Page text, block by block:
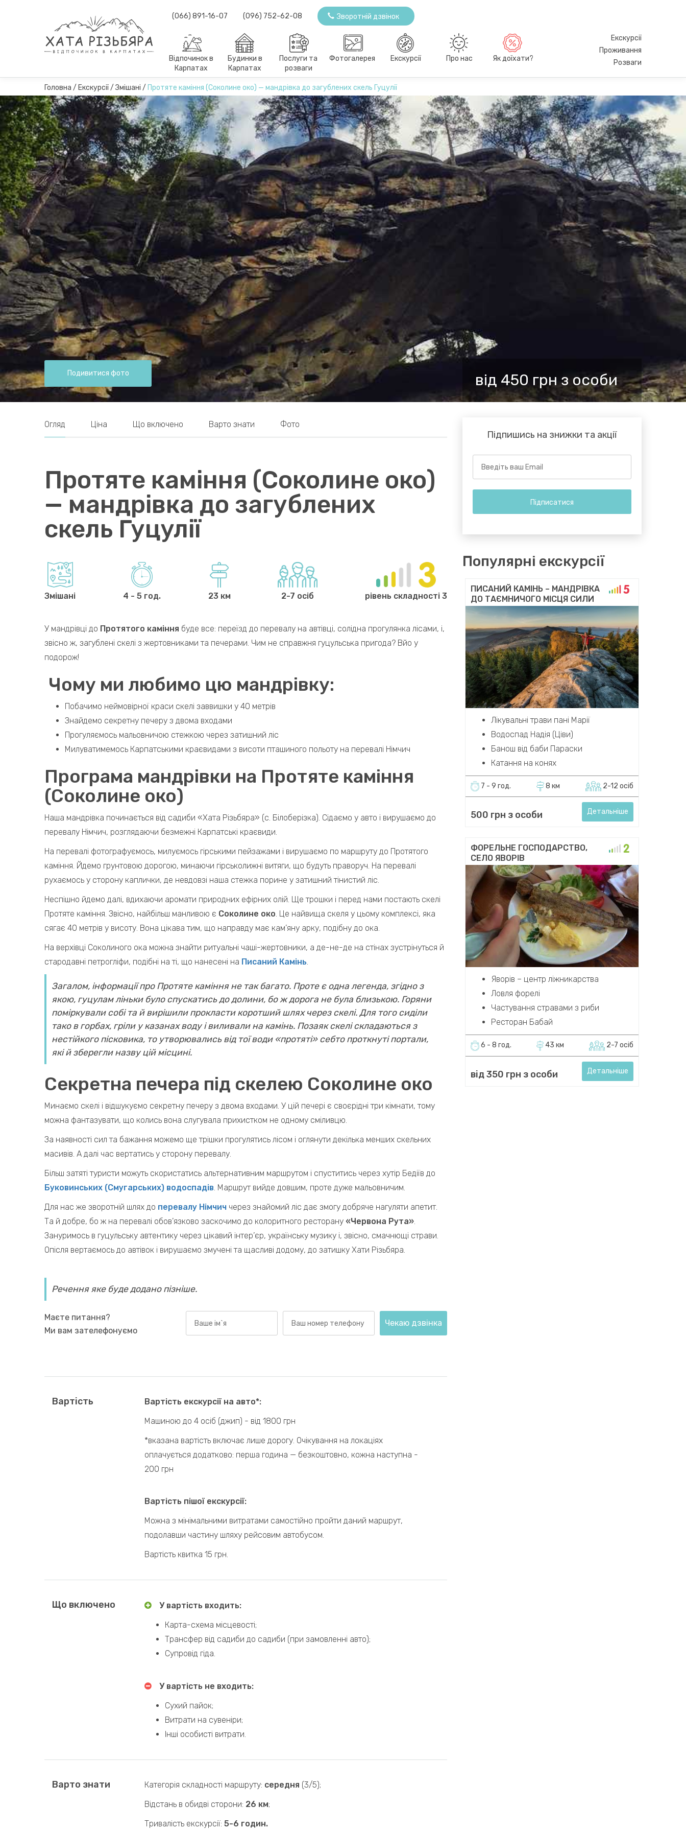
(066) 891-16-07 (096) 752-62-08 Зворотній дзвінок
Відпочинок в
Карпатах
Будинки в
Карпатах
Послуги та
розваги
Фотогалерея Екскурсії Про нас Як доїхати?
Екскурсії
Проживання
Розваги
Головна / Екскурсії/ Змішані / Протяте каміння (Соколине око) — мандрівка до загублених скель Гуцулії
Подивитися фото від 450 грн з особи
Огляд Ціна Що включено Варто знати Фото
Протяте каміння (Соколине око)
— мандрівка до загублених
скель Гуцулії
Змішані 4 - 5 год. 23 км 2-7 осіб рівень складності 3
У мандрівці до Протятого каміння буде все: переїзд до перевалу на автівці, солідна прогулянка лісами, і,
звісно ж, загублені скелі з жертовниками та печерами. Чим не справжня гуцульська пригода? Вйо у
подорож!
Чому ми любимо цю мандрівку:
Побачимо неймовірної краси скелі заввишки у 40 метрів
Знайдемо секретну печеру з двома входами
Прогуляємось мальовничою стежкою через затишний ліс
Милуватимемось Карпатськими краєвидами з висоти пташиного польоту на перевалі Німчич
Програма мандрівки на Протяте каміння
(Соколине око)
Наша мандрівка починається від садиби «Хата Різьбяра» (с. Білоберізка). Сідаємо у авто і вирушаємо до
перевалу Німчич, розглядаючи безмежні Карпатські краєвиди.
На перевалі фотографуємось, милуємось гірськими пейзажами і вирушаємо по маршруту до Протятого
каміння. Йдемо грунтовою дорогою, минаючи гірськолижні витяги, що будуть праворуч. На перевалі
рухаємось у сторону каплички, де невдовзі наша стежка порине у затишний тінистий ліс.
Неспішно йдемо далі, вдихаючи аромати природних ефірних олій. Ще трошки і перед нами постають скелі
Протяте каміння. Звісно, найбільш манливою є Соколине око. Це найвища скеля у цьому комплексі, яка
сягає 40 метрів у висоту. Вона цікава тим, що направду має кам’яну арку, подібну до ока.
На верхівці Соколиного ока можна знайти ритуальні чаші-жертовники, а де-не-де на стінах зустрінуться й
стародавні петрогліфи, подібні на ті, що нанесені на Писаний Камінь.
Загалом, інформації про Протяте каміння не так багато. Проте є одна легенда, згідно з
якою, гуцулам ліньки було спускатись до долини, бо ж дорога не була близькою. Горяни
поміркували собі та й вирішили прокласти коротший шлях через скелі. Для того сиділи
тако в горбах, гріли у казанах воду і виливали на камінь. Позаяк скелі складаються з
нестійкого пісковика, то утворювались від тої води «протяті» себто проткнуті портали,
які й зберегли назву цій місцині.
Секретна печера під скелею Соколине око
Минаємо скелі і відшукуємо секретну печеру з двома входами. У цій печері є своєрідні три кімнати, тому
можна фантазувати, що колись вона слугувала прихистком не одному сміливцю.
За наявності сил та бажання можемо ще трішки прогулятись лісом і оглянути декілька менших скельних
масивів. А далі час вертатись у сторону перевалу.
Більш затяті туристи можуть скористатись альтернативним маршрутом і спуститись через хутір Бедіїв до
Буковинських (Смугарських) водоспадів. Маршрут вийде довшим, проте дуже мальовничим.
Для нас же зворотній шлях до перевалу Німчич через знайомий ліс дає змогу добряче нагуляти апетит.
Та й добре, бо ж на перевалі обов’язково заскочимо до колоритного ресторану «Червона Рута».
Зануримось в гуцульську автентику через цікавий інтер’єр, українську музику і, звісно, смачнющі страви.
Опісля вертаємось до автівок і вирушаємо змучені та щасливі додому, до затишку Хати Різьбяра.
Речення яке буде додано пізніше.
Маєте питання?
Ми вам зателефонуємо
Вартість
Вартість екскурсії на авто*:
Машиною до 4 осіб (джип) - від 1800 грн
*вказана вартість включає лише дорогу. Очікування на локаціях
оплачується додатково: перша година — безкоштовно, кожна наступна -
200 грн
Вартість пішої екскурсії:
Можна з мінімальними витратами самостійно пройти даний маршрут,
подолавши частину шляху рейсовим автобусом.
Вартість квитка 15 грн.
Що включено
У вартість входить:
Карта-схема місцевості;
Трансфер від садиби до садиби (при замовленні авто);
Супровід гіда.
У вартість не входить:
Сухий пайок;
Витрати на сувеніри;
Інші особисті витрати.
Варто знати Категорія складності маршруту: середня (3/5);
Відстань в обидві сторони: 26 км;
Тривалість екскурсії: 5-6 годин.
Підпишись на знижки та акції
Популярні екскурсії
ПИСАНИЙ КАМІНЬ – МАНДРІВКА
ДО ТАЄМНИЧОГО МІСЦЯ СИЛИ
Лікувальні трави пані Марії
Водоспад Надія (Ціви)
Банош від баби Параски
Катання на конях
7 - 9 год. 8 км 2-12 осіб
500 грн з особи Детальніше
ФОРЕЛЬНЕ ГОСПОДАРСТВО,
СЕЛО ЯВОРІВ
Яворів – центр ліжникарства
Ловля форелі
Частування стравами з риби
Ресторан Бабай
6 - 8 год. 43 км 2-7 осіб
від 350 грн з особи Детальніше